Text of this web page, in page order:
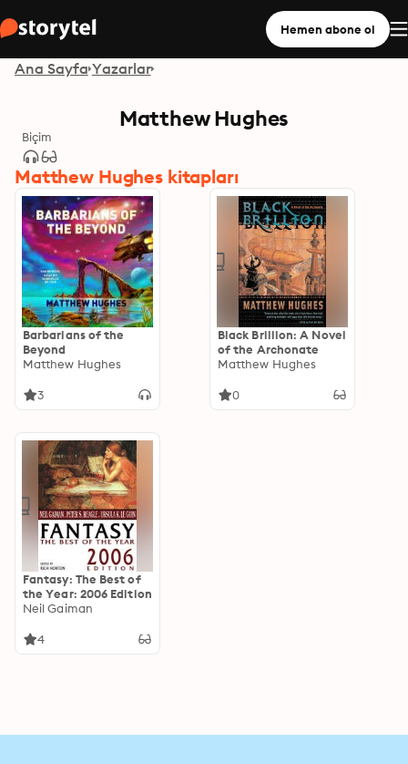
Hemen abone ol
Ana Sayfa Yazarlar
Matthew Hughes
Biçim
Matthew Hughes kitapları
Barbarians of the
Beyond
Matthew Hughes
3
Black Brillion: A Novel
of the Archonate
Matthew Hughes
0
Fantasy: The Best of
the Year: 2006 Edition
Neil Gaiman
4